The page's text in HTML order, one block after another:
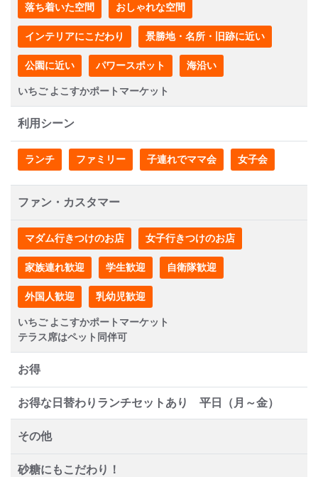
落ち着いた空間 おしゃれな空間
インテリアにこだわり 景勝地・名所・旧跡に近い
公園に近い パワースポット 海沿い
いちご よこすかポートマーケット
利用シーン
ランチ ファミリー 子連れでママ会 女子会
ファン・カスタマー
マダム行きつけのお店 女子行きつけのお店
家族連れ歓迎 学生歓迎 自衛隊歓迎
外国人歓迎 乳幼児歓迎
いちご よこすかポートマーケット
テラス席はペット同伴可
お得
お得な日替わりランチセットあり 平日（月～金）
その他
砂糖にもこだわり！